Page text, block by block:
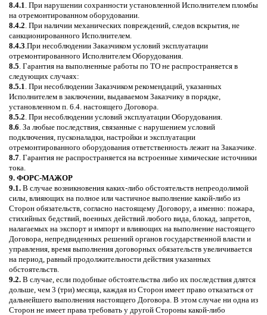
8.4.1. При нарушении сохранности установленной Исполнителем пломбы
на отремонтированном оборудовании.
8.4.2. При наличии механических повреждений, следов вскрытия, не
санкционированного Исполнителем.
8.4.3.При несоблюдении Заказчиком условий эксплуатации
отремонтированного Исполнителем Оборудования.
8.5. Гарантия на выполненные работы по ТО не распространяется в
следующих случаях:
8.5.1. При несоблюдении Заказчиком рекомендаций, указанных
Исполнителем в заключении, выдаваемом Заказчику в порядке,
установленном п. 6.4. настоящего Договора.
8.5.2. При несоблюдении условий эксплуатации Оборудования.
8.6. За любые последствия, связанные с нарушением условий
подключения, пусконаладки, настройки и эксплуатации
отремонтированного оборудования ответственность лежит на Заказчике.
8.7. Гарантия не распространяется на встроенные химические источники
тока.
9. ФОРС-МАЖОР
9.1. В случае возникновения каких-либо обстоятельств непреодолимой
силы, влияющих на полное или частичное выполнение какой-либо из
Сторон обязательств, согласно настоящему Договору, а именно: пожара,
стихийных бедствий, военных действий любого вида, блокад, запретов,
налагаемых на экспорт и импорт и влияющих на выполнение настоящего
Договора, непредвиденных решений органов государственной власти и
управления, время выполнения договорных обязательств увеличивается
на период, равный продолжительности действия указанных
обстоятельств.
9.2. В случае, если подобные обстоятельства либо их последствия длятся
дольше, чем 3 (три) месяца, каждая из Сторон имеет право отказаться от
дальнейшего выполнения настоящего Договора. В этом случае ни одна из
Сторон не имеет права требовать у другой Стороны какой-либо